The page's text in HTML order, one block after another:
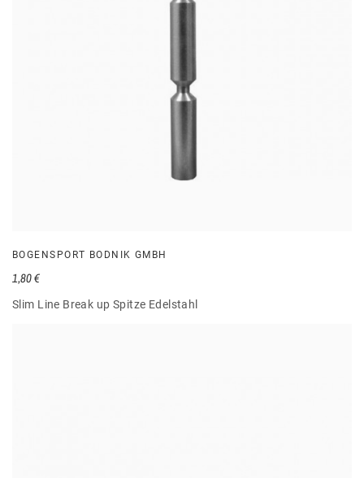
BOGENSPORT BODNIK GMBH
Slim Line Break up Spitze Edelstahl
1,80 €